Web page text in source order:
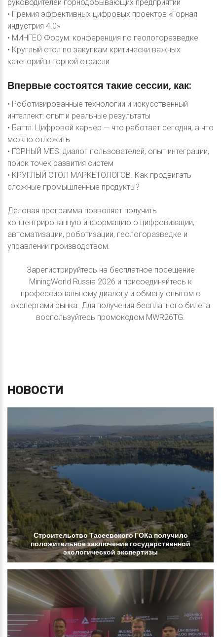
руководителей горнодобывающих предприятий
• Премия эффективных цифровых проектов «Горная
индустрия 4.0»
• МИНГЕО Форум: конференция по геологоразведке
• Круглый стол по закупкам критически важных
категорий в горной отрасли
Впервыесостоятся такиесессии, как:
• Роботизированные технологии и искусственный
интеллект: опыт и реальные результаты
• Баттл: Цифровой карьер — что работает сегодня, а что
можно отложить
• ГОРНЫЙ MES: диалог пользователей, опыт интеграции,
поиск точек развития систем
• КРУГЛЫЙ СТОЛ МАРКЕТОЛОГОВ. Как продвигать
сложные промышленные продукты?
Деловая программа позволяет получить
концентрированную информацию о цифровизации,
автоматизации, роботизации, геологоразведке и
управлении производством.
Зарегистрируйтесь на бесплатное посещение
MiningWorld Russia 2026 и присоединяйтесь к
профессиональному диалогу и обмену опытом с
экспертами рынка. Для получения бесплатного билета
воспользуйтесь промокодом MWR26TG.
НОВОСТИ
СтроительствоТасеевскогоГОКаполучило
положительноезаключениегосударственной
экологической экспертизы